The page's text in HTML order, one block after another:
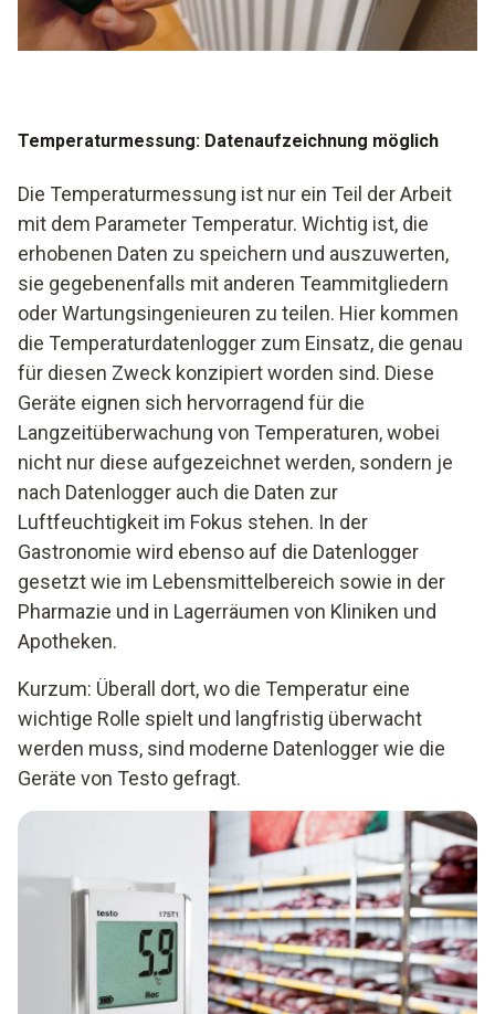
Messung von Kernströmen in Abgasrohren und Kaminen
Temperaturmessung zur Kontrolle der Heizungsfunktion
Temperaturmessung: Datenaufzeichnung möglich
Die Temperaturmessung ist nur ein Teil der Arbeit
mit dem Parameter Temperatur. Wichtig ist, die
erhobenen Daten zu speichern und auszuwerten,
sie gegebenenfalls mit anderen Teammitgliedern
oder Wartungsingenieuren zu teilen. Hier kommen
die Temperaturdatenlogger zum Einsatz, die genau
für diesen Zweck konzipiert worden sind. Diese
Geräte eignen sich hervorragend für die
Langzeitüberwachung von Temperaturen, wobei
nicht nur diese aufgezeichnet werden, sondern je
nach Datenlogger auch die Daten zur
Luftfeuchtigkeit im Fokus stehen. In der
Gastronomie wird ebenso auf die Datenlogger
gesetzt wie im Lebensmittelbereich sowie in der
Pharmazie und in Lagerräumen von Kliniken und
Apotheken.
Kurzum: Überall dort, wo die Temperatur eine
wichtige Rolle spielt und langfristig überwacht
werden muss, sind moderne Datenlogger wie die
Geräte von Testo gefragt.